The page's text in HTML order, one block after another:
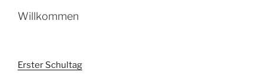
Willkommen
Erster Schultag